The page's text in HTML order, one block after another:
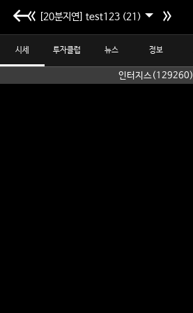
[20분지연] test123 (21)
시세 투자클럽 뉴스 정보
인터지스(129260)